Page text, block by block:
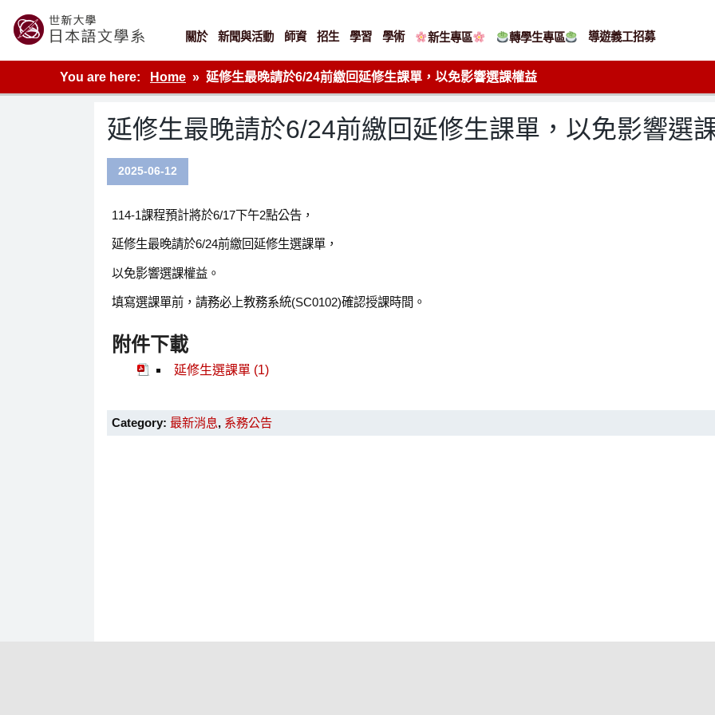
content
世新大學教學單位的網站
關於 新聞與活動 師資 招生 學習 學術 新生專區 轉學生專區 導遊義工招募
You are here: Home 延修生最晚請於6/24前繳回延修生課單，以免影響選課權益
延修生最晚請於6/24前繳回延修生課單，以免影響選
2025-06-12
114-1課程預計將於6/17下午2點公告，
延修生最晚請於6/24前繳回延修生選課單，
以免影響選課權益。
填寫選課單前，請務必上教務系統(SC0102)確認授課時間。
附件下載
延修生選課單 (1)
Category: 最新消息, 系務公告